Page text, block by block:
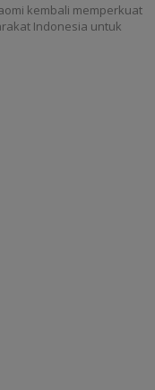
kembali memperkuat
Indonesia untuk